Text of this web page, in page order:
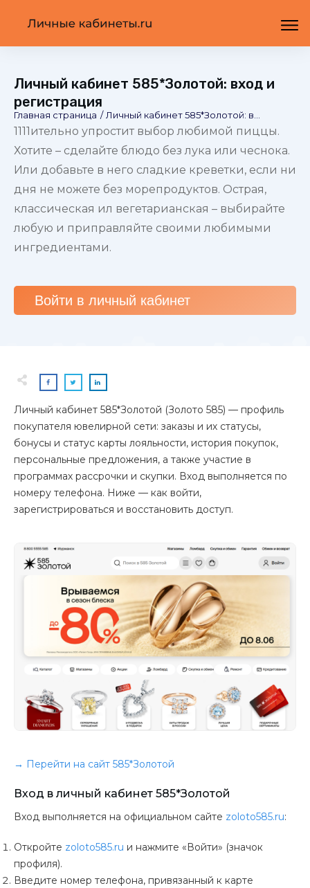
Личный кабинет 585*Золотой: вход и
регистрация
Главная страница /
1111ительно упростит выбор любимой пиццы.
Хотите – сделайте блюдо без лука или чеснока.
Или добавьте в него сладкие креветки, если ни
дня не можете без морепродуктов. Острая,
классическая ил вегетарианская – выбирайте
любую и приправляйте своими любимыми
ингредиентами.
Войти в личный кабинет
Личный кабинет 585*Золотой (Золото 585) — профиль
покупателя ювелирной сети: заказы и их статусы,
бонусы и статус карты лояльности, история покупок,
персональные предложения, а также участие в
программах рассрочки и скупки. Вход выполняется по
номеру телефона. Ниже — как войти,
зарегистрироваться и восстановить доступ.
→ Перейти на сайт 585*Золотой
Вход в личный кабинет 585*Золотой
Вход выполняется на официальном сайте zoloto585.ru:
Откройте zoloto585.ru и нажмите «Войти» (значок
профиля).
Введите номер телефона, привязанный к карте